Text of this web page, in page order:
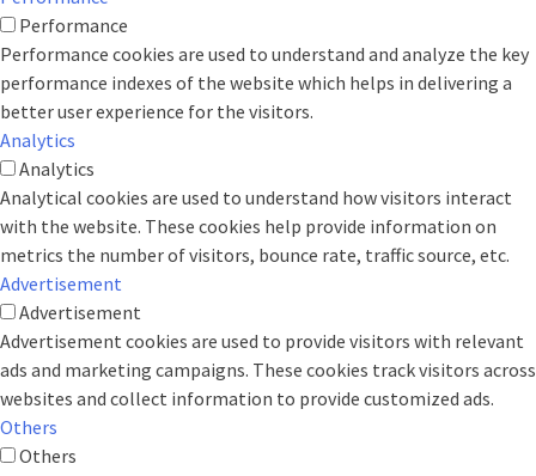
Performance
Performance cookies are used to understand and analyze the key
performance indexes of the website which helps in delivering a
better user experience for the visitors.
Analytics
Analytics
Analytical cookies are used to understand how visitors interact
with the website. These cookies help provide information on
metrics the number of visitors, bounce rate, traffic source, etc.
Advertisement
Advertisement
Advertisement cookies are used to provide visitors with relevant
ads and marketing campaigns. These cookies track visitors across
websites and collect information to provide customized ads.
Others
Others